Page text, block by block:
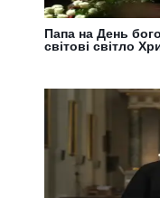
Папа на День
світові світло